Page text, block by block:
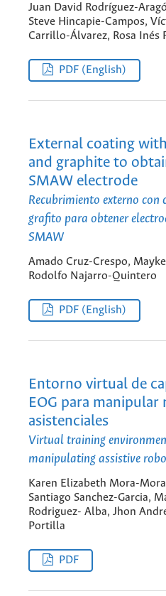
Juan David Rodríguez-
Steve Hincapie-Campos,
Carrillo-Álvarez, Rosa Inés
PDF (English)
External coating
and graphite to
SMAW electrode
Recubrimiento externo con
grafito para obtener
SMAW
Amado Cruz-Crespo,
Rodolfo Najarro-Quintero
PDF (English)
Entorno virtual de
EOG para manipular
asistenciales
Virtual training
manipulating assistive
Karen Elizabeth Mora-
Santiago Sanchez-Garcia,
Rodriguez- Alba, Jhon
Portilla
PDF